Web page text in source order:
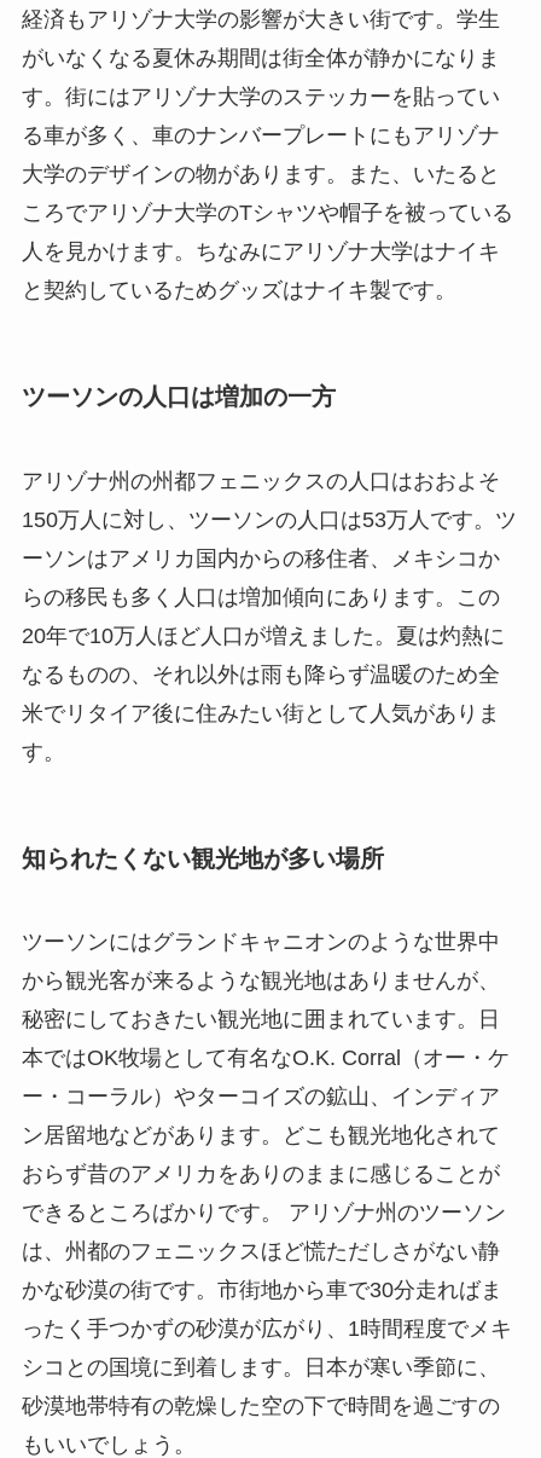
経済もアリゾナ大学の影響が大きい街です。学生
がいなくなる夏休み期間は街全体が静かになりま
す。街にはアリゾナ大学のステッカーを貼ってい
る車が多く、車のナンバープレートにもアリゾナ
大学のデザインの物があります。また、いたると
ころでアリゾナ大学のTシャツや帽子を被っている
人を見かけます。ちなみにアリゾナ大学はナイキ
と契約しているためグッズはナイキ製です。
ツーソンの人口は増加の一方
アリゾナ州の州都フェニックスの人口はおおよそ
150万人に対し、ツーソンの人口は53万人です。ツ
ーソンはアメリカ国内からの移住者、メキシコか
らの移民も多く人口は増加傾向にあります。この
20年で10万人ほど人口が増えました。夏は灼熱に
なるものの、それ以外は雨も降らず温暖のため全
米でリタイア後に住みたい街として人気がありま
す。
知られたくない観光地が多い場所
ツーソンにはグランドキャニオンのような世界中
から観光客が来るような観光地はありませんが、
秘密にしておきたい観光地に囲まれています。日
本ではOK牧場として有名なO.K. Corral（オー・ケ
ー・コーラル）やターコイズの鉱山、インディア
ン居留地などがあります。どこも観光地化されて
おらず昔のアメリカをありのままに感じることが
できるところばかりです。 アリゾナ州のツーソン
は、州都のフェニックスほど慌ただしさがない静
かな砂漠の街です。市街地から車で30分走ればま
ったく手つかずの砂漠が広がり、1時間程度でメキ
シコとの国境に到着します。日本が寒い季節に、
砂漠地帯特有の乾燥した空の下で時間を過ごすの
もいいでしょう。